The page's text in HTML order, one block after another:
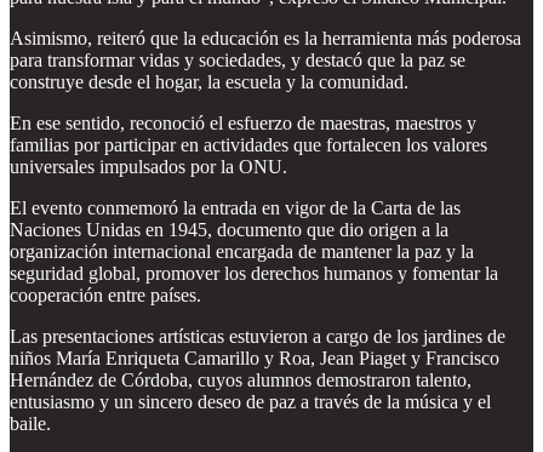
Asimismo, reiteró que la educación es la herramienta más poderosa
para transformar vidas y sociedades, y destacó que la paz se
construye desde el hogar, la escuela y la comunidad.
En ese sentido, reconoció el esfuerzo de maestras, maestros y
familias por participar en actividades que fortalecen los valores
universales impulsados por la ONU.
El evento conmemoró la entrada en vigor de la Carta de las
Naciones Unidas en 1945, documento que dio origen a la
organización internacional encargada de mantener la paz y la
seguridad global, promover los derechos humanos y fomentar la
cooperación entre países.
Las presentaciones artísticas estuvieron a cargo de los jardines de
niños María Enriqueta Camarillo y Roa, Jean Piaget y Francisco
Hernández de Córdoba, cuyos alumnos demostraron talento,
entusiasmo y un sincero deseo de paz a través de la música y el
baile.